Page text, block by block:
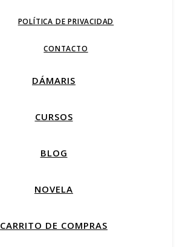
POLÍTICA DE PRIVACIDAD
CONTACTO
DÁMARIS
CURSOS
BLOG
NOVELA
CARRITO DE COMPRAS